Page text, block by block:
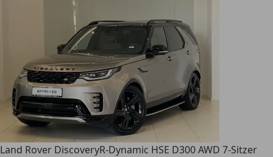
Land Rover DiscoveryR-Dynamic HSE D300 AWD 7-Sitzer